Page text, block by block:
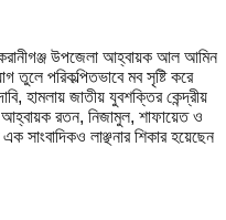
উপজেলা আহ্বায়ক আল আমিন
পরিকল্পিতভাবে মব সৃষ্টি করে
হামলায় জাতীয় যুবশক্তির কেন্দ্রীয়
রতন, নিজামুল, শাফায়েত ও
সাংবাদিকও লাঞ্ছনার শিকার হয়েছেন